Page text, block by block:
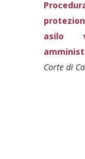
asilo
Corte di